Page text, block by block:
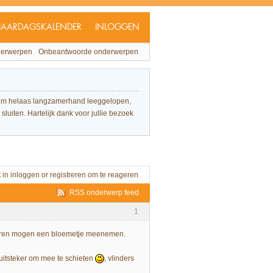
INLOGGEN
Onbeantwoorde onderwerpen
helaas langzamerhand leeggelopen,
Hartelijk dank voor jullie bezoek
in inloggen or registreren om te reageren
RSS onderwerp feed
1
mogen een bloemetje meenemen.
om mee te schieten , vlinders